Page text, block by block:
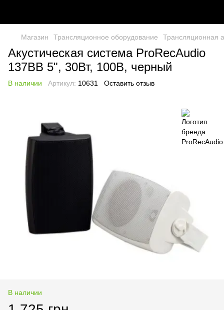
Магазин Трансляционное оборудование Трансляционная
Акустическая система ProRecAudio
137BB 5", 30Вт, 100В, черный
В наличии Артикул: 10631 Оставить отзыв
В наличии